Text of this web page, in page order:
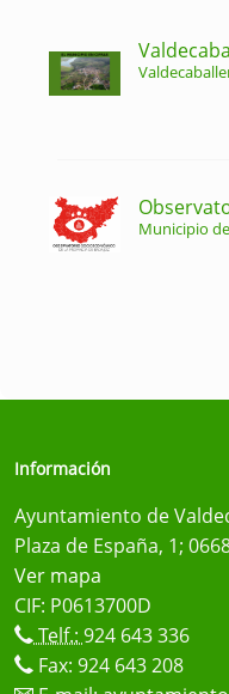
Municipio
Información
Ayuntamiento de
Plaza de España, 1;
Ver mapa
CIF: P0613700D
Telf.: 924 643 336
Fax: 924 643 208